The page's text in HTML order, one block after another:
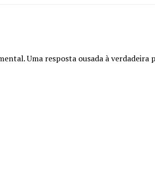
Uma resposta ousada à verdadeira